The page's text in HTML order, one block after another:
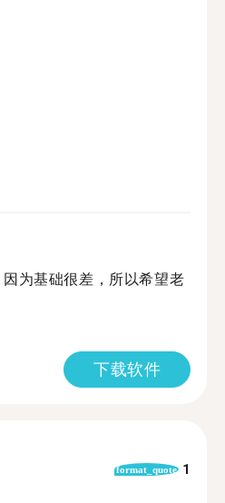
为基础很差，所以希望老
下载软件
format_quote 1